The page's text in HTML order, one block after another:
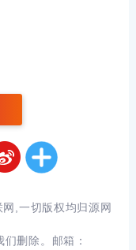
,一切版权均归源网
删除。邮箱：